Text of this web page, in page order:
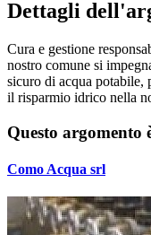
Dettagli
Cura e gestione
nostro comune si
sicuro di acqua potabile,
il risparmio idrico nella
Questo argomento
Como Acqua srl